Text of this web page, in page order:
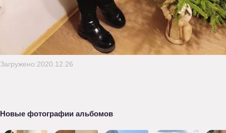
Загружено:2020.12.26
Новые фотографии альбомов